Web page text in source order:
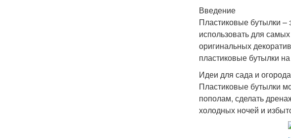
Введение
Пластиковые бутылки –
использовать для
оригинальных
пластиковые бутылки
Идеи для сада и
Пластиковые бутылки
пополам, сделать
холодных ночей и